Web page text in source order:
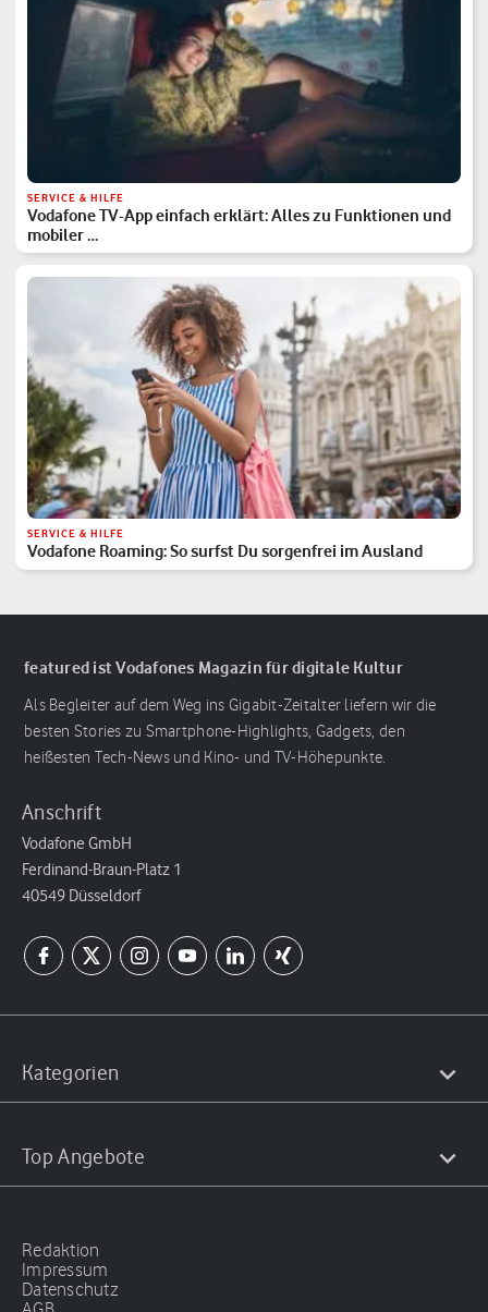
SERVICE & HILFE
Vodafone TV-App einfach erklärt: Alles zu Funktionen und
mobiler …
SERVICE & HILFE
Vodafone Roaming: So surfst Du sorgenfrei im Ausland
featured ist Vodafones Magazin für digitale Kultur
Als Begleiter auf dem Weg ins Gigabit-Zeitalter liefern wir die
besten Stories zu Smartphone-Highlights, Gadgets, den
heißesten Tech-News und Kino- und TV-Höhepunkte.
Anschrift
Vodafone GmbH
Ferdinand-Braun-Platz 1
40549 Düsseldorf
Kategorien
Top Angebote
Redaktion
Impressum
Datenschutz